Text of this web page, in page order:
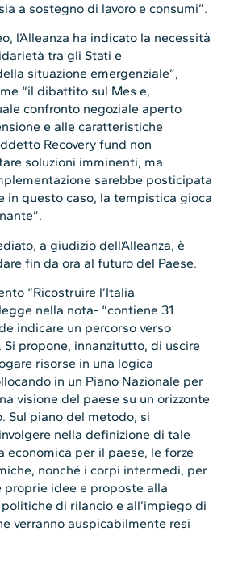
a sostegno di lavoro e consumi”.
l’Alleanza ha indicato la necessità
tra gli Stati e
situazione emergenziale”,
“il dibattito sul Mes e,
confronto negoziale aperto
e alle caratteristiche
Recovery fund non
soluzioni imminenti, ma
sarebbe posticipata
in questo caso, la tempistica gioca
a giudizio dell’Alleanza, è
fin da ora al futuro del Paese.
“Ricostruire l’Italia
nella nota- “contiene 31
indicare un percorso verso
Si propone, innanzitutto, di uscire
risorse in una logica
in un Piano Nazionale per
visione del paese su un orizzonte
Sul piano del metodo, si
nella definizione di tale
economica per il paese, le forze
nonché i corpi intermedi, per
proprie idee e proposte alla
di rilancio e all’impiego di
verranno auspicabilmente resi